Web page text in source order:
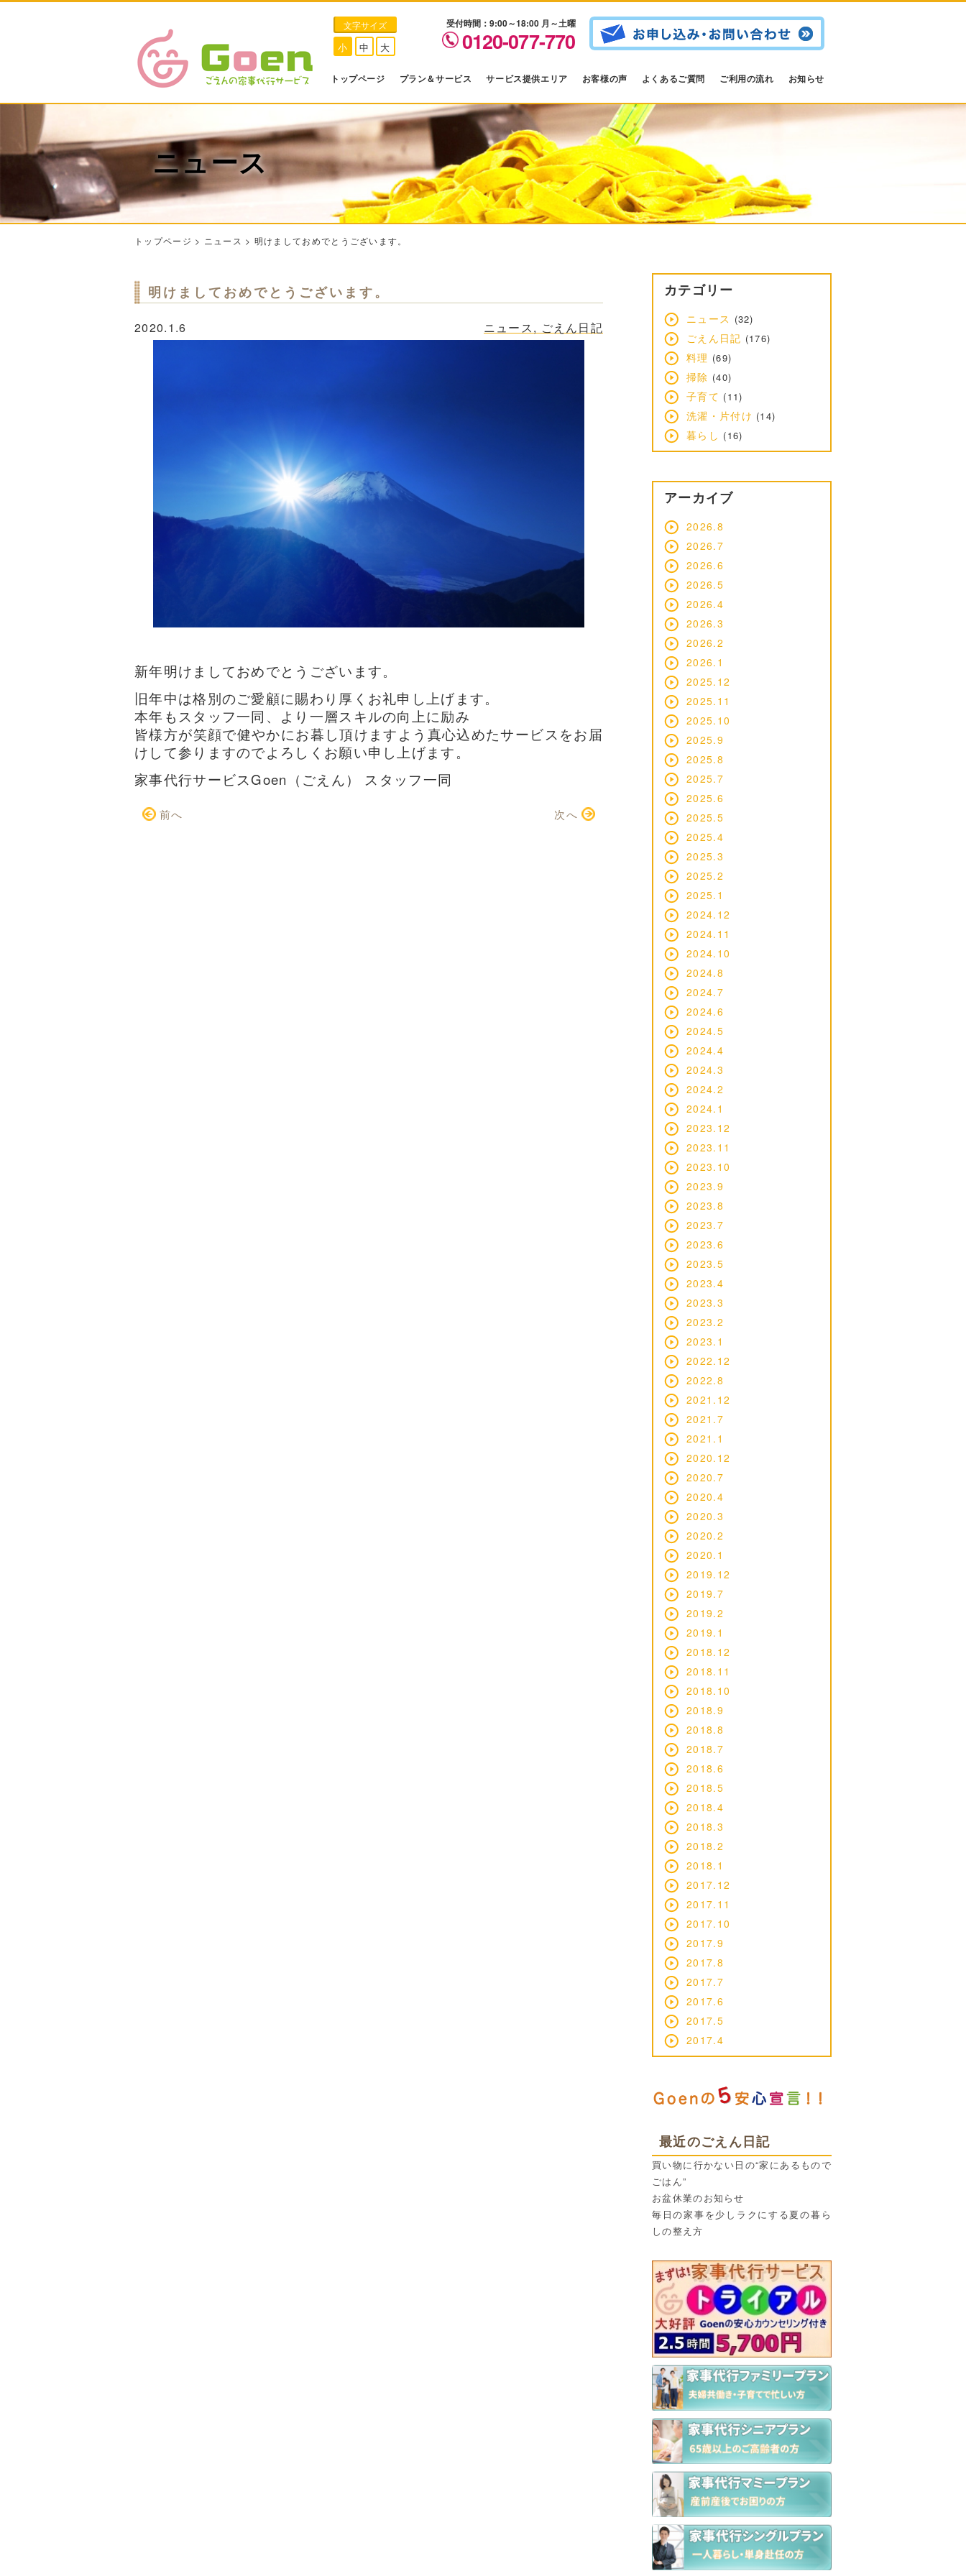
文字サイズ
小 中 大
受付時間：9:00～18:00 月～土曜
0120-077-770
トップページ プラン＆サービス サービス提供エリア お客様の声 よくあるご質問 ご利用の流れ お知らせ
ニュース
トップページ > ニュース > 明けましておめでとうございます。
明けましておめでとうございます。
2020.1.6 ニュース, ごえん日記
新年明けましておめでとうございます。
旧年中は格別のご愛顧に賜わり厚くお礼申し上げます。
本年もスタッフ一同、より一層スキルの向上に励み
皆様方が笑顔で健やかにお暮し頂けますよう真心込めたサービスをお届
けして参りますのでよろしくお願い申し上げます。
家事代行サービスGoen（ごえん） スタッフ一同
前へ 次へ
カテゴリー
ニュース (32)
ごえん日記 (176)
料理 (69)
掃除 (40)
子育て (11)
洗濯・片付け (14)
暮らし (16)
アーカイブ
2026.8
2026.7
2026.6
2026.5
2026.4
2026.3
2026.2
2026.1
2025.12
2025.11
2025.10
2025.9
2025.8
2025.7
2025.6
2025.5
2025.4
2025.3
2025.2
2025.1
2024.12
2024.11
2024.10
2024.8
2024.7
2024.6
2024.5
2024.4
2024.3
2024.2
2024.1
2023.12
2023.11
2023.10
2023.9
2023.8
2023.7
2023.6
2023.5
2023.4
2023.3
2023.2
2023.1
2022.12
2022.8
2021.12
2021.7
2021.1
2020.12
2020.7
2020.4
2020.3
2020.2
2020.1
2019.12
2019.7
2019.2
2019.1
2018.12
2018.11
2018.10
2018.9
2018.8
2018.7
2018.6
2018.5
2018.4
2018.3
2018.2
2018.1
2017.12
2017.11
2017.10
2017.9
2017.8
2017.7
2017.6
2017.5
2017.4
最近のごえん日記
買い物に行かない日の“家にあるもので
ごはん”
お盆休業のお知らせ
毎日の家事を少しラクにする夏の暮ら
しの整え方